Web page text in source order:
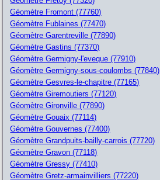
Géomètre Fromont (77760)
Géomètre Fublaines (77470)
Géomètre Garentreville (77890)
Géomètre Gastins (77370)
Géomètre Germigny-l'eveque (77910)
Géomètre Germigny-sous-coulombs (77840)
Géomètre Gesvres-le-chapitre (77165)
Géomètre Giremoutiers (77120)
Géomètre Gironville (77890)
Géomètre Gouaix (77114)
Géomètre Gouvernes (77400)
Géomètre Grandpuits-bailly-carrois (77720)
Géomètre Gravon (77118)
Géomètre Gressy (77410)
Géomètre Gretz-armainvilliers (77220)